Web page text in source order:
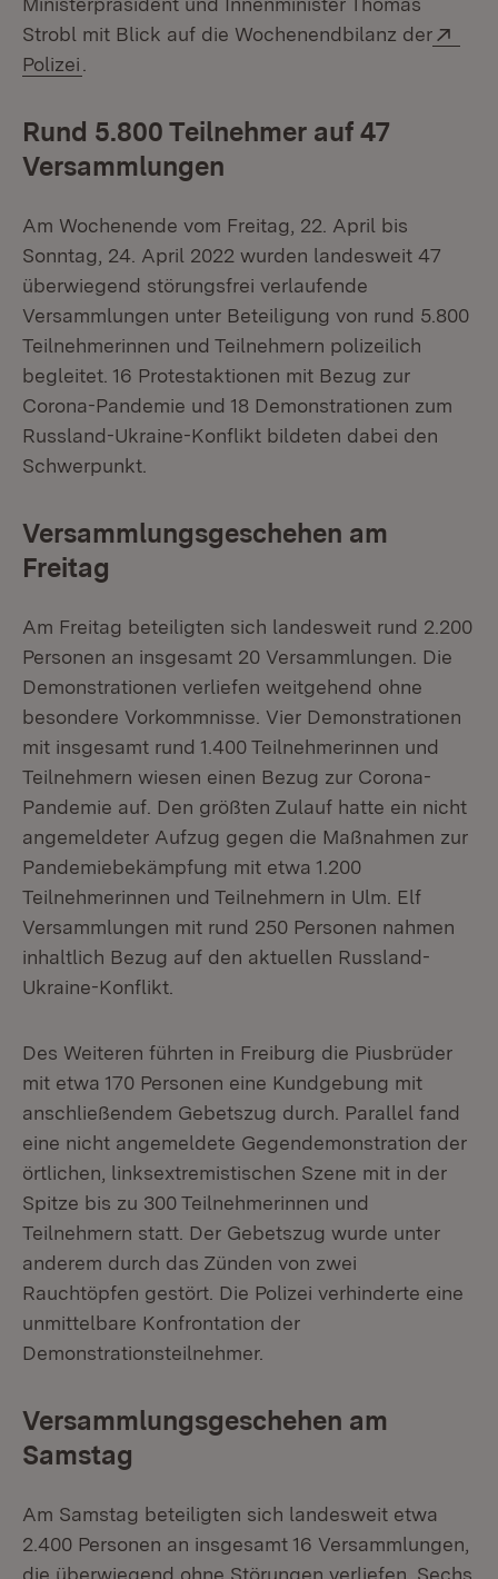
Strobl mit Blick auf die Wochenendbilanz der
Polizei
Rund 5.800 Teilnehmer auf 47
Versammlungen
Am Wochenende vom Freitag, 22. April bis
Sonntag, 24. April 2022 wurden landesweit 47
überwiegend störungsfrei verlaufende
Versammlungen unter Beteiligung von rund 5.800
Teilnehmerinnen und Teilnehmern polizeilich
begleitet. 16 Protestaktionen mit Bezug zur
Corona-Pandemie und 18 Demonstrationen zum
Russland-Ukraine-Konflikt bildeten dabei den
Schwerpunkt.
Versammlungsgeschehen am
Freitag
Am Freitag beteiligten sich landesweit rund 2.200
Personen an insgesamt 20 Versammlungen. Die
Demonstrationen verliefen weitgehend ohne
besondere Vorkommnisse. Vier Demonstrationen
mit insgesamt rund 1.400 Teilnehmerinnen und
Teilnehmern wiesen einen Bezug zur Corona-
Pandemie auf. Den größten Zulauf hatte ein nicht
angemeldeter Aufzug gegen die Maßnahmen zur
Pandemiebekämpfung mit etwa 1.200
Teilnehmerinnen und Teilnehmern in Ulm. Elf
Versammlungen mit rund 250 Personen nahmen
inhaltlich Bezug auf den aktuellen Russland-
Ukraine-Konflikt.
Des Weiteren führten in Freiburg die Piusbrüder
mit etwa 170 Personen eine Kundgebung mit
anschließendem Gebetszug durch. Parallel fand
eine nicht angemeldete Gegendemonstration der
örtlichen, linksextremistischen Szene mit in der
Spitze bis zu 300 Teilnehmerinnen und
Teilnehmern statt. Der Gebetszug wurde unter
anderem durch das Zünden von zwei
Rauchtöpfen gestört. Die Polizei verhinderte eine
unmittelbare Konfrontation der
Demonstrationsteilnehmer.
Versammlungsgeschehen am
Samstag
Am Samstag beteiligten sich landesweit etwa
2.400 Personen an insgesamt 16 Versammlungen,
die überwiegend ohne Störungen verliefen. Sechs